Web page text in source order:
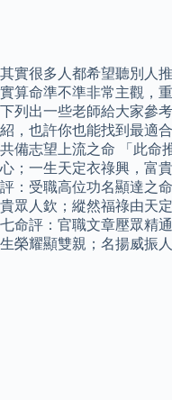
其實很多人都希望聽別人
實算命準不準非常主觀，
下列出一些老師給大家參
紹，也許你也能找到最適
共備志望上流之命 「此命
心；一生天定衣祿興，富
評：受職高位功名顯達之
貴眾人欽；縱然福祿由天
七命評：官職文章壓眾精
生榮耀顯雙親；名揚威振